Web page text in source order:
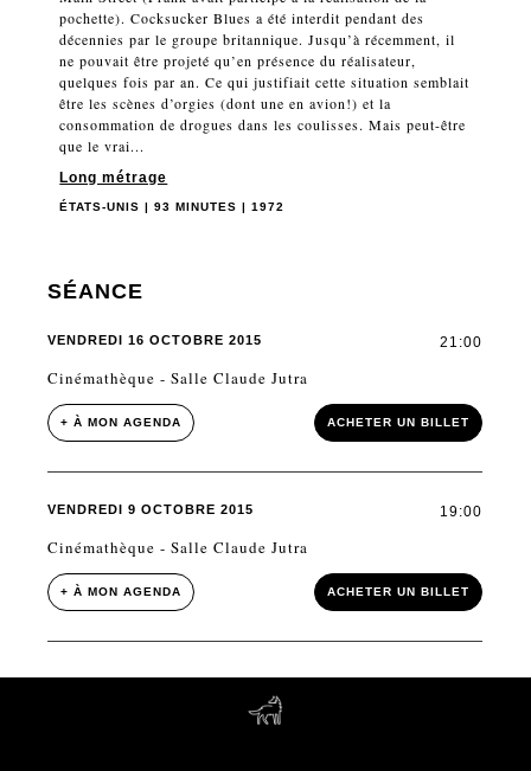
pochette). Cocksucker Blues a été interdit pendant des
décennies par le groupe britannique. Jusqu’à récemment, il
ne pouvait être projeté qu’en présence du réalisateur,
quelques fois par an. Ce qui justifiait cette situation semblait
être les scènes d’orgies (dont une en avion!) et la
consommation de drogues dans les coulisses. Mais peut-être
que le vrai...
Long métrage
ÉTATS-UNIS | 93 MINUTES | 1972
SÉANCE
VENDREDI 16 OCTOBRE 2015 21:00
Cinémathèque - Salle Claude Jutra
+ À MON AGENDA ACHETER UN BILLET
VENDREDI 9 OCTOBRE 2015 19:00
Cinémathèque - Salle Claude Jutra
+ À MON AGENDA ACHETER UN BILLET